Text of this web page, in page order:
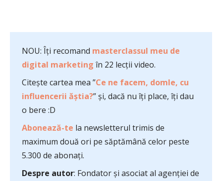
NOU: Îți recomand masterclassul meu de
digital marketing în 22 lecții video.
Citește cartea mea ”Ce ne facem, domle, cu
influencerii ăștia?” și, dacă nu îți place, îți dau
o bere :D
Abonează-te la newsletterul trimis de
maximum două ori pe săptămână celor peste
5.300 de abonați.
Despre autor: Fondator și asociat al agenției de